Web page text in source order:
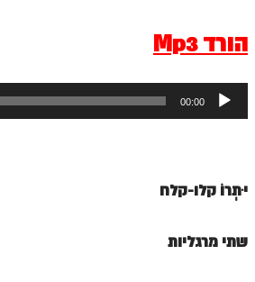
ספר הזוהר תולדות מתקדמים
ספר הזוהר ויצא מתחילים
ספר הזוהר וישלח מתחילים
הזוהר הקדוש וישב מתקדמים
הזוהר הקדוש מקץ מתחילים
הורד Mp3
אודיו
00:00
יִתְרוֹ קלו-קלח
שתי מרגליות